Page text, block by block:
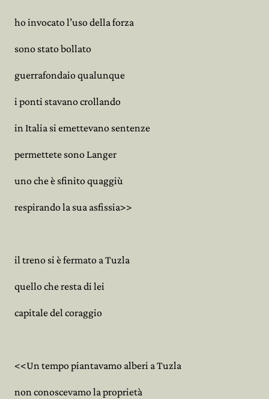
ho invocato l’uso della forza
sono stato bollato
guerrafondaio qualunque
i ponti stavano crollando
in Italia si emettevano sentenze
permettete sono Langer
uno che è sfinito quaggiù
respirando la sua asfissia>>
il treno si è fermato a Tuzla
quello che resta di lei
capitale del coraggio
<<Un tempo piantavamo alberi a Tuzla
non conoscevamo la proprietà